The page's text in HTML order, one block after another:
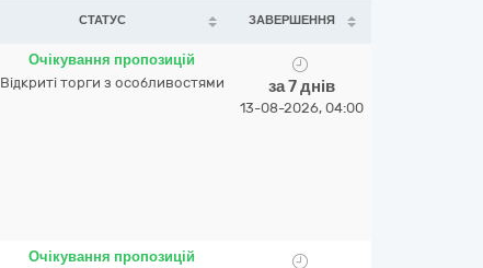
СТАТУС ЗАВЕРШЕННЯ
Очікування пропозицій
Відкриті торги з особливостями
за 7 днів
13-08-2026, 04:00
Очікування пропозицій